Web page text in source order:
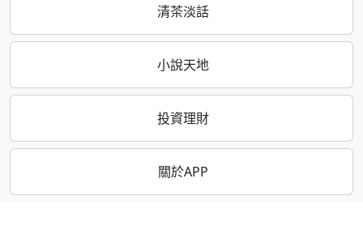
清茶淡話
小說天地
投資理財
關於APP